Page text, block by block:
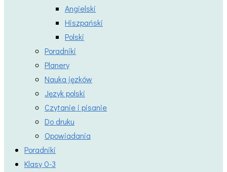
Angielski
Hiszpański
Polski
Poradniki
Planery
Nauka jęzków
Język polski
Czytanie i pisanie
Do druku
Opowiadania
Poradniki
Klasy 0-3